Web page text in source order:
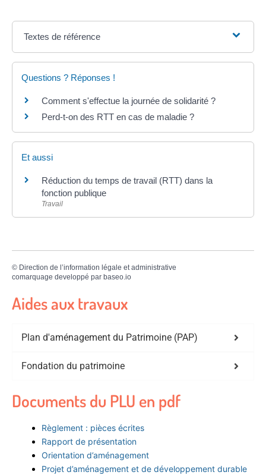
Textes de référence
Questions ? Réponses !
Comment s'effectue la journée de solidarité ?
Perd-t-on des RTT en cas de maladie ?
Et aussi
Réduction du temps de travail (RTT) dans la
fonction publique
Travail
© Direction de l’information légale et administrative
comarquage developpé par baseo.io
Aides aux travaux
Plan d'aménagement du Patrimoine (PAP)
Fondation du patrimoine
Documents du PLU en pdf
Règlement : pièces écrites
Rapport de présentation
Orientation d’aménagement
Projet d’aménagement et de développement durable